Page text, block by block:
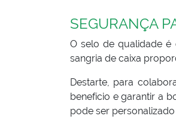
SEGURANÇA
O selo de qualidade é
sangria de caixa
Destarte, para
benefício e garantir a
pode ser